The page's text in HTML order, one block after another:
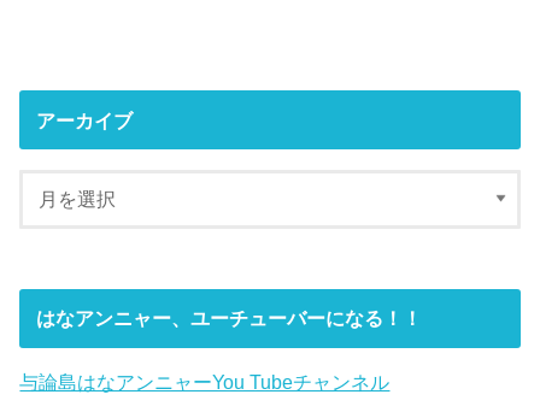
アーカイブ
はなアンニャー、ユーチューバーになる！！
与論島はなアンニャーYou Tubeチャンネル